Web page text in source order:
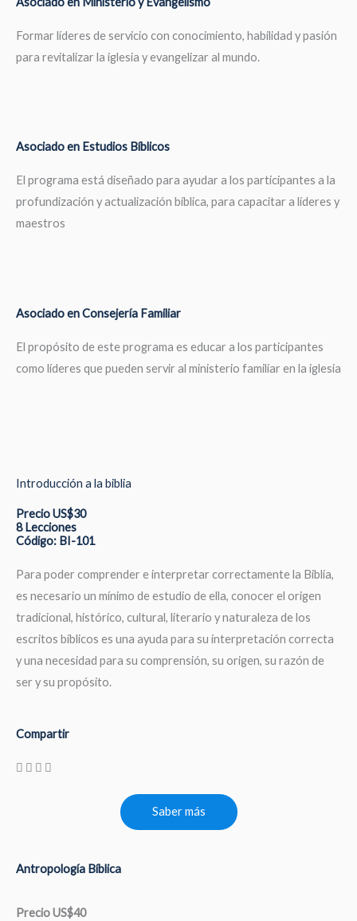
Formar líderes de servicio con conocimiento, habilidad y pasión
para revitalizar la iglesia y evangelizar al mundo.
Asociado en Estudios Bíblicos
El programa está diseñado para ayudar a los participantes a la
profundización y actualización bíblica, para capacitar a líderes y
maestros
Asociado en Consejería Familiar
El propósito de este programa es educar a los participantes
como líderes que pueden servir al ministerio familiar en la iglesia
Introducción a la biblia
Precio US$30
8 Lecciones
Código: BI-101
Para poder comprender e interpretar correctamente la Biblia,
es necesario un mínimo de estudio de ella, conocer el origen
tradicional, histórico, cultural, literario y naturaleza de los
escritos bíblicos es una ayuda para su interpretación correcta
y una necesidad para su comprensión, su origen, su razón de
ser y su propósito.
Compartir
Saber más
Antropología Bíblica
Precio US$40